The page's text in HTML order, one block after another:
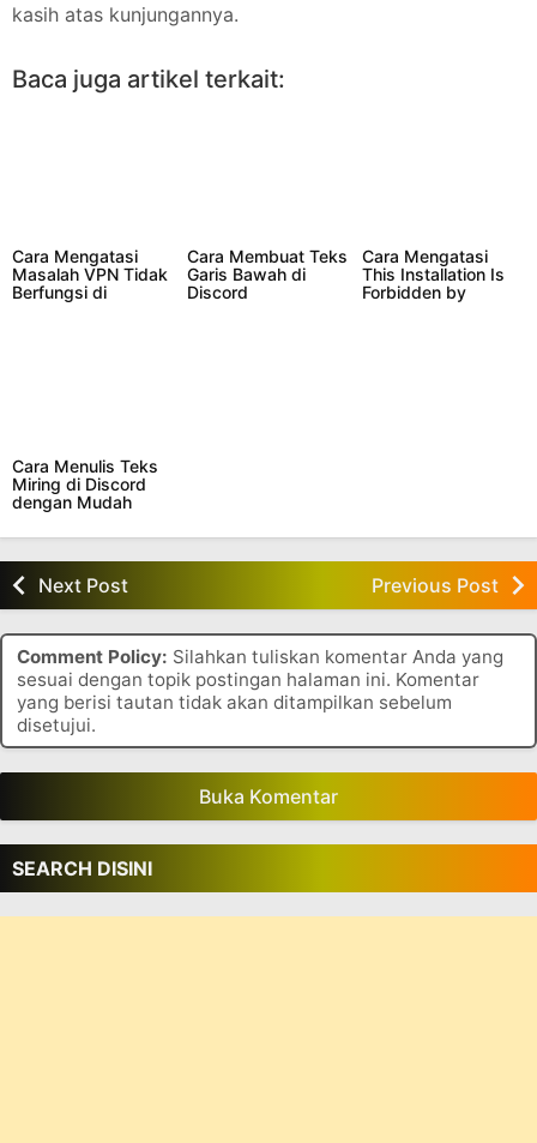
kasih atas kunjungannya.
Baca juga artikel terkait:
Cara Mengatasi
Masalah VPN Tidak
Berfungsi di
Cara Membuat Teks
Garis Bawah di
Discord
Cara Mengatasi
This Installation Is
Forbidden by
Cara Menulis Teks
Miring di Discord
dengan Mudah
Next Post Previous Post
Comment Policy: Silahkan tuliskan komentar Anda yang
sesuai dengan topik postingan halaman ini. Komentar
yang berisi tautan tidak akan ditampilkan sebelum
disetujui.
Buka Komentar
SEARCH DISINI